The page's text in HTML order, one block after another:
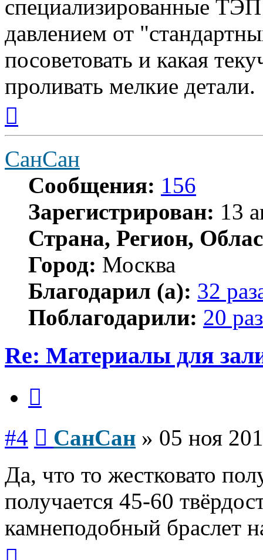
специализированные
давлением от
посоветовать и какая
проливать мелкие детали.
началу
СанСан
Сообщения: 156
Зарегистрирован: 13
Страна, Регион,
Город: Москва
Благодарил (а): 32
Поблагодарили: 20 раз
Re: Материалы для
#4 СанСан » 05 ноя
Да, что то жестковато
получается 45-60
камнеподобный браслет